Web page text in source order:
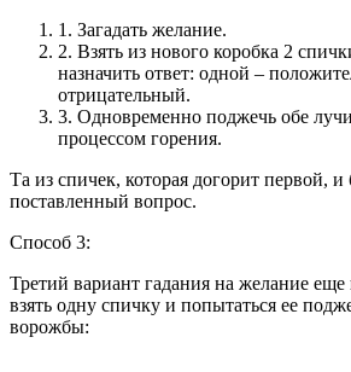
1. Загадать желание.
2. Взять из нового коробка 2
назначить ответ: одной –
отрицательный.
3. Одновременно поджечь обе
процессом горения.
Та из спичек, которая догорит первой, и
поставленный вопрос.
Способ 3:
Третий вариант гадания на желание
взять одну спичку и попытаться ее
ворожбы: